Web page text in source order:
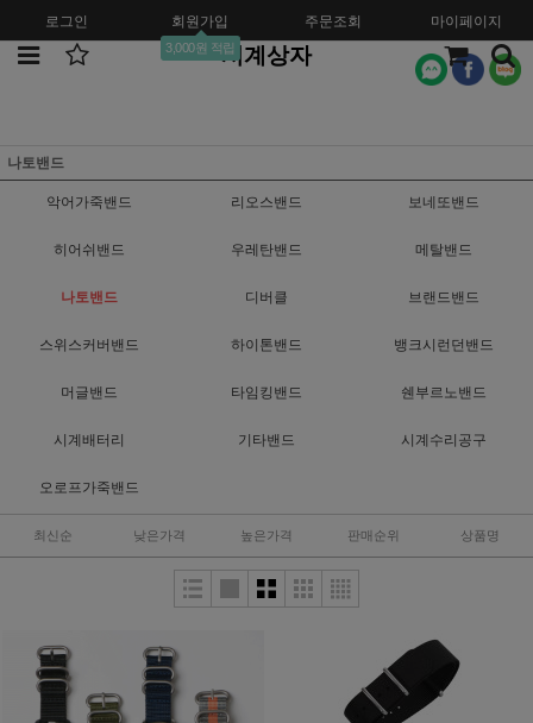
로그인 회원가입
3,000원 적립
주문조회 마이페이지
시계상자
나토밴드
악어가죽밴드 리오스밴드 보네또밴드
히어쉬밴드 우레탄밴드 메탈밴드
나토밴드 디버클 브랜드밴드
스위스커버밴드 하이톤밴드 뱅크시런던밴드
머글밴드 타임킹밴드 쉔부르노밴드
시계배터리 기타밴드 시계수리공구
오로프가죽밴드
최신순 낮은가격 높은가격 판매순위 상품명